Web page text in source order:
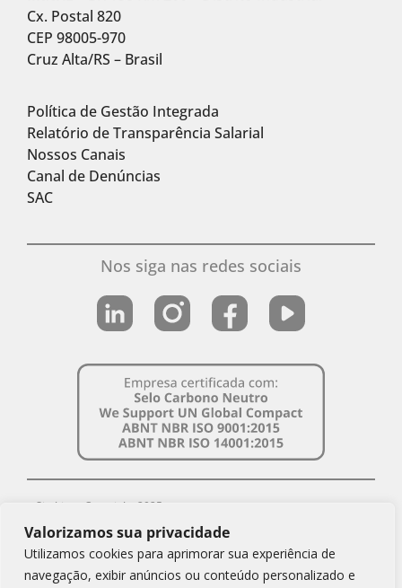
Valorizamos sua privacidade
Utilizamos cookies para aprimorar sua experiência de
navegação, exibir anúncios ou conteúdo personalizado e
Cx. Postal 820
CEP 98005-970
Cruz Alta/RS – Brasil
Política de Gestão Integrada
Relatório de Transparência Salarial
Nossos Canais
Canal de Denúncias
SAC
Nos siga nas redes sociais
Simbiose Copyright 2025
CNPJ Simbiose: 08.879.643/0001-69
Política de Privacidade